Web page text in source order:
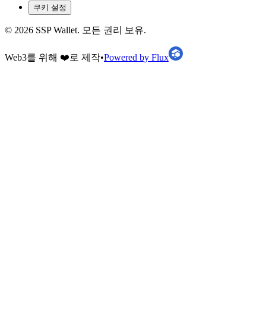
쿠키 설정
© 2026 SSP Wallet. 모든 권리 보유.
Web3를 위해 ❤️로 제작•Powered by Flux